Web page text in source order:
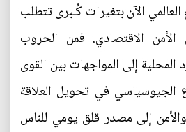
الآن بتغيرات كُـبرى تتطلب
الاقتصادي. فمن الحروب
المحلية إلى المواجهات بين القوى
الجيوسياسي في تحويل العلاقة
والأمن إلى مصدر قلق يومي للناس